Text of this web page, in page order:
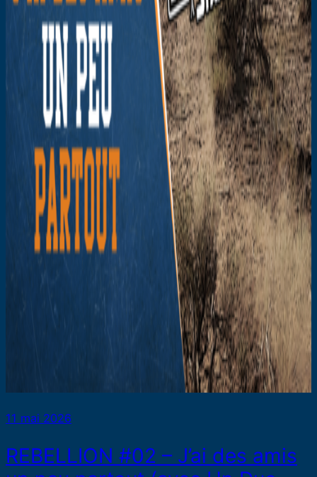
11 mai 2026
REBELLION #02 – J’ai des amis